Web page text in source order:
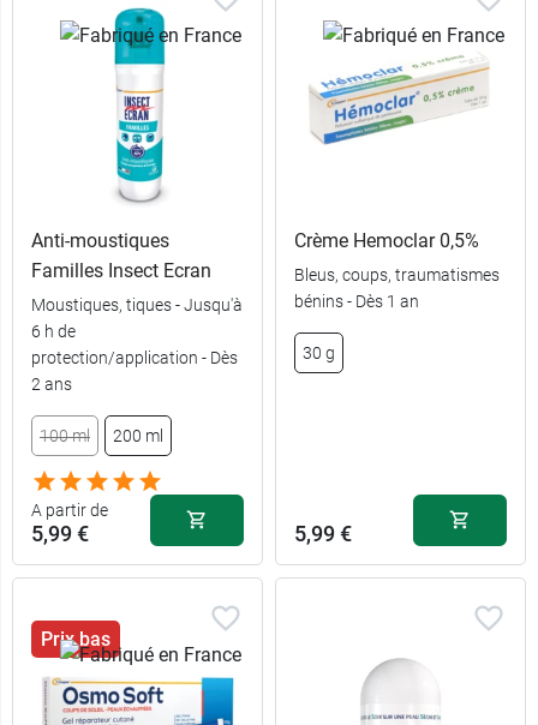
comprimés
13,99 €
Anti-moustiques
Familles Insect Ecran
Moustiques, tiques - Jusqu'à
6 h de
protection/application - Dès
2 ans
100 ml 200 ml
A partir de
5,99 €
Crème Hemoclar 0,5%
Bleus, coups, traumatismes
bénins - Dès 1 an
30 g
5,99 €
Prix bas